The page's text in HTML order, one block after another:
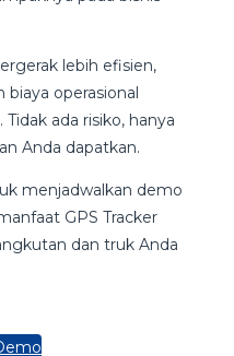
lebih efisien,
operasional
ada risiko, hanya
Anda dapatkan.
menjadwalkan demo
GPS Tracker
dan truk Anda